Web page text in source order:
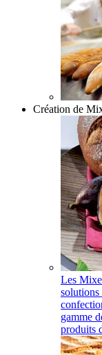
Création de
Les
solutions
gamme
produits